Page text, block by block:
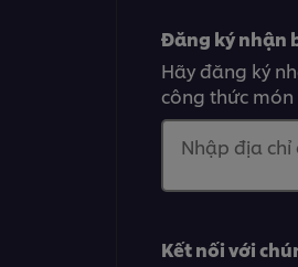
Đăng ký nhận
Hãy đăng ký
công thức
Nhập địa chỉ
Kết nối với